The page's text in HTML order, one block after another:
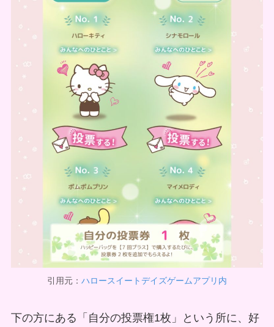
引用元： ハロースイートデイズゲームアプリ内
下の方にある「自分の投票権1枚」という所に、好